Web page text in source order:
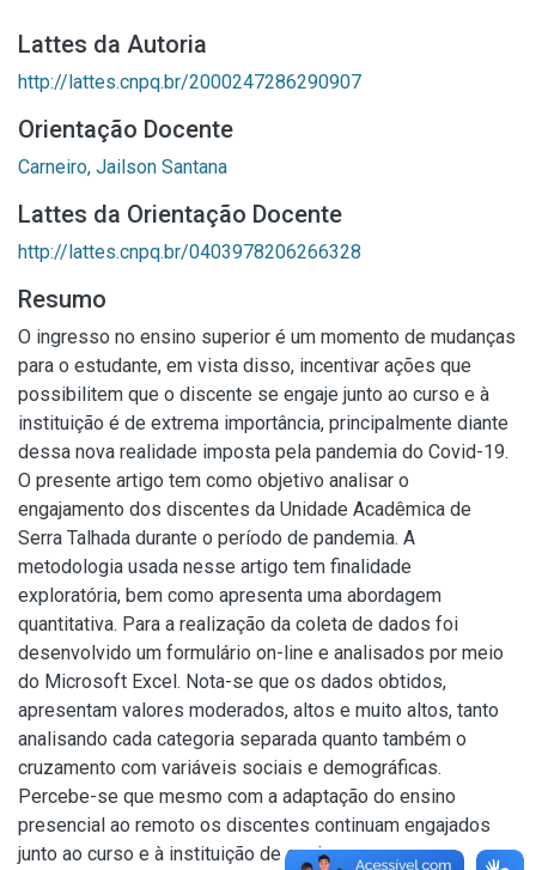
Lattes da Autoria
http://lattes.cnpq.br/2000247286290907
Orientação Docente
Carneiro, Jailson Santana
Lattes da Orientação Docente
http://lattes.cnpq.br/0403978206266328
Resumo
O ingresso no ensino superior é um momento de mudanças
para o estudante, em vista disso, incentivar ações que
possibilitem que o discente se engaje junto ao curso e à
instituição é de extrema importância, principalmente diante
dessa nova realidade imposta pela pandemia do Covid-19.
O presente artigo tem como objetivo analisar o
engajamento dos discentes da Unidade Acadêmica de
Serra Talhada durante o período de pandemia. A
metodologia usada nesse artigo tem finalidade
exploratória, bem como apresenta uma abordagem
quantitativa. Para a realização da coleta de dados foi
desenvolvido um formulário on-line e analisados por meio
do Microsoft Excel. Nota-se que os dados obtidos,
apresentam valores moderados, altos e muito altos, tanto
analisando cada categoria separada quanto também o
cruzamento com variáveis sociais e demográficas.
Percebe-se que mesmo com a adaptação do ensino
presencial ao remoto os discentes continuam engajados
junto ao curso e à instituição de ensino, mesmo